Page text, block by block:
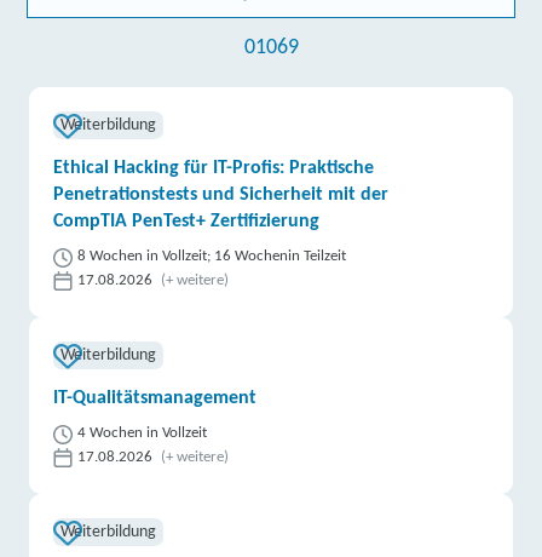
Fortbildungsakademie der Wirtschaft (faw)
Berger Bildungsinstitut GmbH | Zwickauer Straße
145, 09116 Chemnitz
weitere Informationen
Fortbildungsakademie der Wirtschaft (faw)
gemeinnützige Gesellschaft mbH | Mauergasse 32 -
34, 04509 Delitzsch Partner
01069
Weiterbildung
Ethical Hacking für IT-Profis: Praktische
Penetrationstests und Sicherheit mit der
CompTIA PenTest+ Zertifizierung
8 Wochen in Vollzeit; 16 Wochenin Teilzeit
17.08.2026
(+ weitere)
Weiterbildung
IT-Qualitätsmanagement
4 Wochen in Vollzeit
17.08.2026
(+ weitere)
Weiterbildung